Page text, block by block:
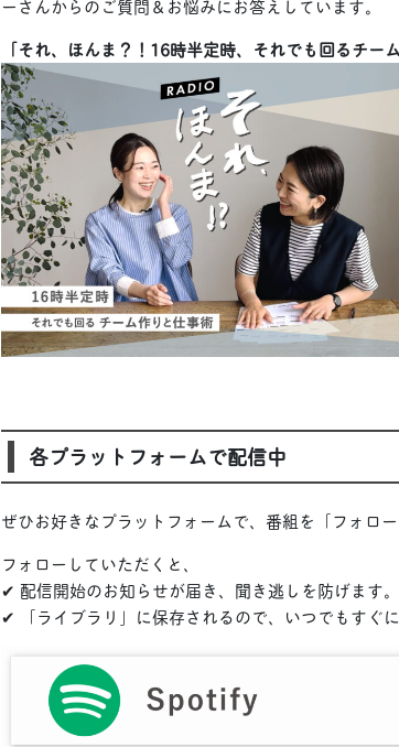
ーさんからのご質問＆お悩みにお答えしています。
「それ、ほんま？！16時半定時、それでも回るチー
各プラットフォームで配信中
ぜひお好きなプラットフォームで、番組を「フォロ
フォローしていただくと、
✔ 配信開始のお知らせが届き、聞き逃しを防げます。
✔ 「ライブラリ」に保存されるので、いつでもすぐに